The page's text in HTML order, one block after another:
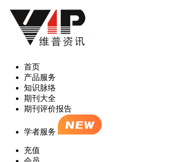
首页
产品服务
知识脉络
期刊大全
期刊评价报告
学者服务
充值